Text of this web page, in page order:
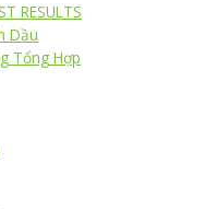
RESULTS
Dầu
Tổng Hợp